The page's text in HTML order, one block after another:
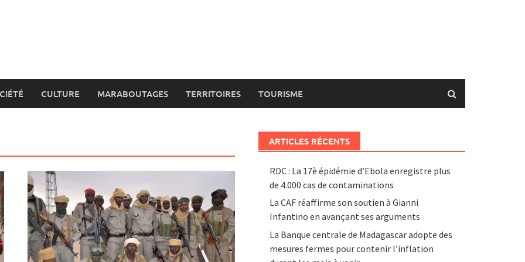
CULTURE MARABOUTAGES TERRITOIRES TOURISME
ARTICLES RÉCENTS
RDC : La 17è épidémie d’Ebola enregistre plus
de 4.000 cas de contaminations
La CAF réaffirme son soutien à Gianni
Infantino en avançant ses arguments
La Banque centrale de Madagascar adopte des
mesures fermes pour contenir l’inflation